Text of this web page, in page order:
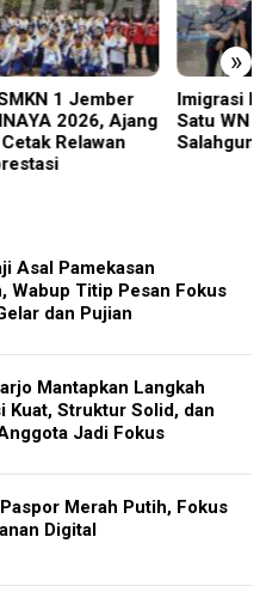
»
Imigrasi Ponorogo Deportasi
Satu WN Tiongkok
Salahgunakan Ijin Tinggal
Asal Pamekasan
Wabup Titip Pesan Fokus
dan Pujian
Mantapkan Langkah
Kuat, Struktur Solid, dan
Jadi Fokus
Merah Putih, Fokus
Digital